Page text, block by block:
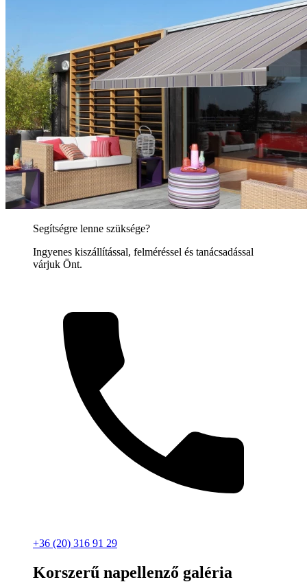
Segítségre lenne szüksége?
Ingyenes kiszállítással, felméréssel és tanácsadással
várjuk Önt.
+36 (20) 316 91 29
Korszerű napellenző galéria